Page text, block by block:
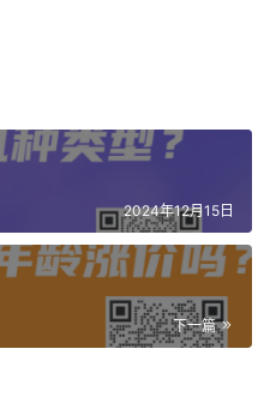
2024年12月15日
下一篇